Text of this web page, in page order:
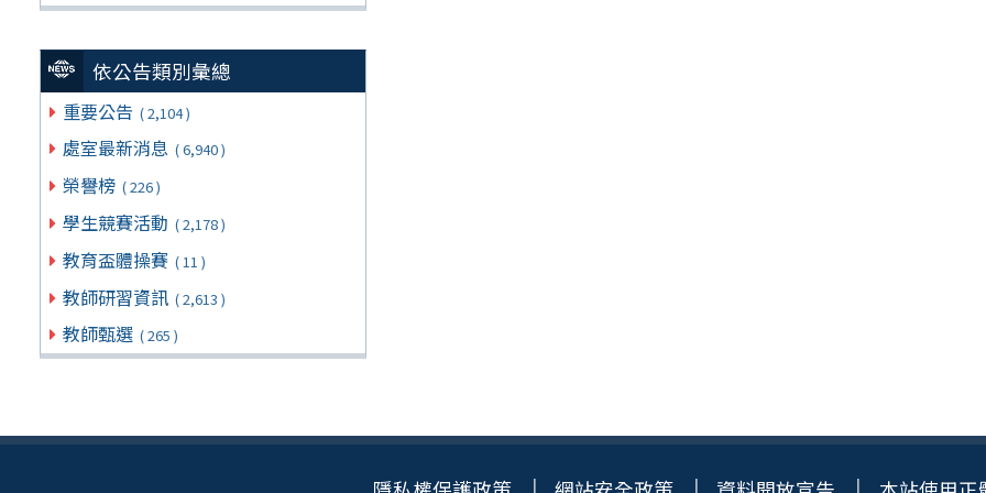
依公告類別彙總
重要公告 ( 2,104 )
處室最新消息 ( 6,940 )
榮譽榜 ( 226 )
學生競賽活動 ( 2,178 )
教育盃體操賽 ( 11 )
教師研習資訊 ( 2,613 )
教師甄選 ( 265 )